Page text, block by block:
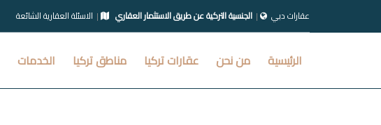
الاسئلة العقارية الشائعة الجنسية التركية عن طريق الاستثمار العقاري عقارات دبي
الرئيسية من نحن عقارات تركيا مناطق تركيا الخدمات